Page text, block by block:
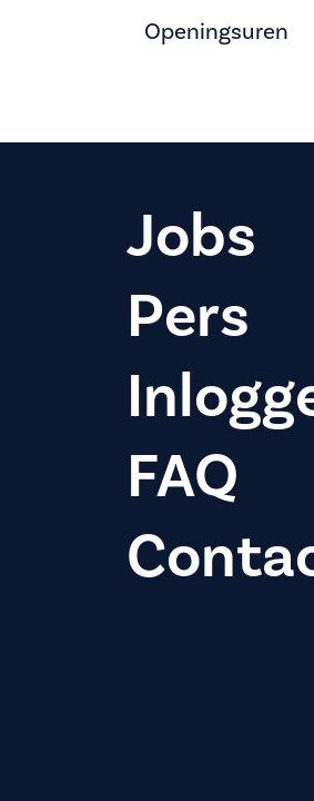
Openingsuren
Jobs
Pers
FAQ